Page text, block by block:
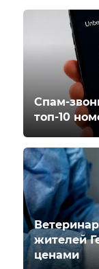
Спам-
топ-10
жителей
ценами